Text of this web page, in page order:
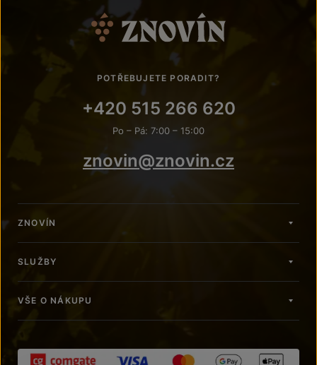
POTŘEBUJETE PORADIT?
+420 515 266 620
Po – Pá: 7:00 – 15:00
znovin@znovin.cz
ZNOVÍN
SLUŽBY
VŠE O NÁKUPU